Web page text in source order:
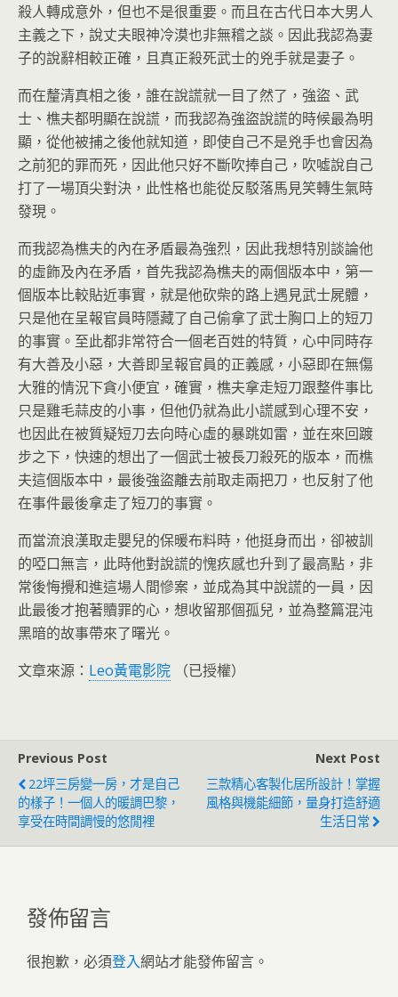
殺人轉成意外，但也不是很重要。而且在古代日本大男人
主義之下，說丈夫眼神冷漠也非無稽之談。因此我認為妻
子的說辭相較正確，且真正殺死武士的兇手就是妻子。
而在釐清真相之後，誰在說謊就一目了然了，強盜、武
士、樵夫都明顯在說謊，而我認為強盜說謊的時候最為明
顯，從他被捕之後他就知道，即使自己不是兇手也會因為
之前犯的罪而死，因此他只好不斷吹捧自己，吹噓說自己
打了一場頂尖對決，此性格也能從反駁落馬見笑轉生氣時
發現。
而我認為樵夫的內在矛盾最為強烈，因此我想特別談論他
的虛飾及內在矛盾，首先我認為樵夫的兩個版本中，第一
個版本比較貼近事實，就是他砍柴的路上遇見武士屍體，
只是他在呈報官員時隱藏了自己偷拿了武士胸口上的短刀
的事實。至此都非常符合一個老百姓的特質，心中同時存
有大善及小惡，大善即呈報官員的正義感，小惡即在無傷
大雅的情況下貪小便宜，確實，樵夫拿走短刀跟整件事比
只是雞毛蒜皮的小事，但他仍就為此小謊感到心理不安，
也因此在被質疑短刀去向時心虛的暴跳如雷，並在來回踱
步之下，快速的想出了一個武士被長刀殺死的版本，而樵
夫這個版本中，最後強盜離去前取走兩把刀，也反射了他
在事件最後拿走了短刀的事實。
而當流浪漢取走嬰兒的保暖布料時，他挺身而出，卻被訓
的啞口無言，此時他對說謊的愧疚感也升到了最高點，非
常後悔攪和進這場人間慘案，並成為其中說謊的一員，因
此最後才抱著贖罪的心，想收留那個孤兒，並為整篇混沌
黑暗的故事帶來了曙光。
文章來源： Leo黃電影院 （已授權）
Previous Post
22坪三房變一房，才是自己
的樣子！一個人的暖調巴黎，
享受在時間調慢的悠閒裡
Next Post
三款精心客製化居所設計！掌握
風格與機能細節，量身打造舒適
生活日常
發佈留言
很抱歉，必須登入網站才能發佈留言。